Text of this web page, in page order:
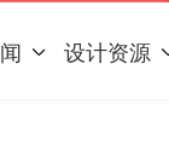
设计资源